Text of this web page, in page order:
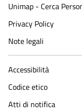
Unimap - Cerca
Privacy Policy
Note legali
Accessibilità
Codice etico
Atti di notifica